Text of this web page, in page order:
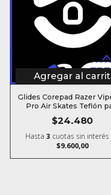
Agregar al
Glides Corepad Razer
Pro Air Skates Teflón
$24.480
Hasta3 cuotas sin interés
$9.600,00